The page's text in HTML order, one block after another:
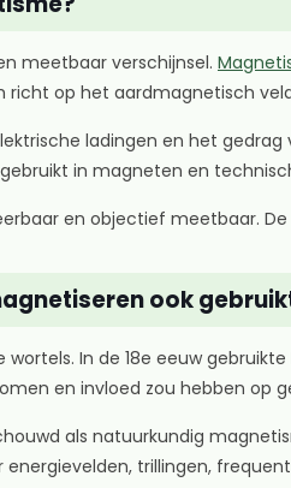
meetbaar verschijnsel.
richt op het aardmagnetisch
ladingen en het
in magneten en
en objectief meetbaar.
ook
In de 18e eeuw
en invloed zou hebben op
als natuurkundig
trillingen,